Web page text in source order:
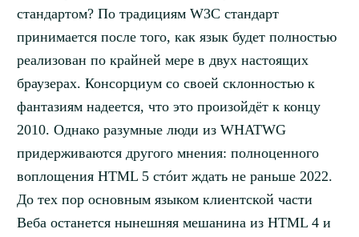
стандартом? По традициям W3C стандарт
принимается после того, как язык будет полностью
реализован по крайней мере в двух настоящих
браузерах. Консорциум со своей склонностью к
фантазиям надеется, что это произойдёт к концу
2010. Однако разумные люди из WHATWG
придерживаются другого мнения: полноценного
воплощения HTML 5 стóит ждать не раньше 2022.
До тех пор основным языком клиентской части
Веба останется нынешняя мешанина из HTML 4 и